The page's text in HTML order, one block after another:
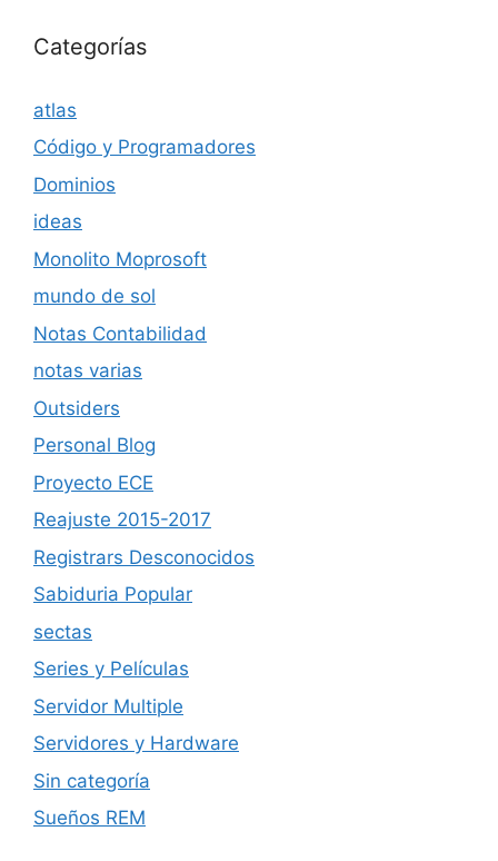
Categorías
atlas
Código y Programadores
Dominios
ideas
Monolito Moprosoft
mundo de sol
Notas Contabilidad
notas varias
Outsiders
Personal Blog
Proyecto ECE
Reajuste 2015-2017
Registrars Desconocidos
Sabiduria Popular
sectas
Series y Películas
Servidor Multiple
Servidores y Hardware
Sin categoría
Sueños REM